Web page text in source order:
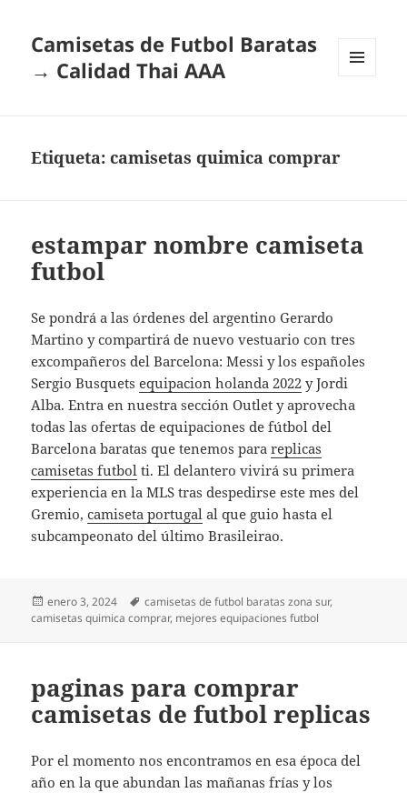
Camisetas de Futbol Baratas
→ Calidad Thai AAA
Etiqueta:camisetas quimica comprar
estampar nombre camiseta
futbol
Se pondrá a las órdenes del argentino Gerardo
Martino y compartirá de nuevo vestuario con tres
excompañeros del Barcelona: Messi y los españoles
Sergio Busquetsequipacion holanda 2022 y Jordi
Alba. Entra en nuestra sección Outlet y aprovecha
todas las ofertas de equipaciones de fútbol del
Barcelona baratas que tenemos parareplicas
camisetas futbol ti. El delantero vivirá su primera
experiencia en la MLS tras despedirse este mes del
Gremio,camiseta portugal al que guio hasta el
subcampeonato del último Brasileirao.
Publicado
el
enero 3, 2024 Etiquetas
camisetas de futbol baratas zona sur,
camisetas quimica comprar, mejores equipaciones futbol
paginas para comprar
camisetas de futbol replicas
Por el momento nos encontramos en esa época del
año en la que abundan las mañanas frías y los